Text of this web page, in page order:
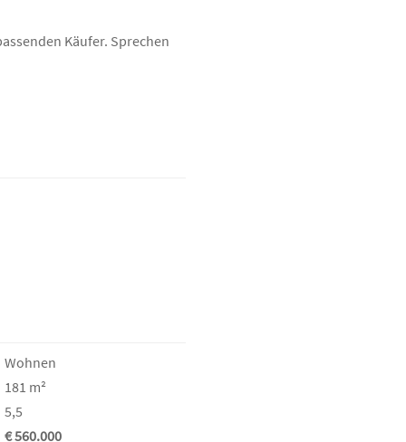
Käufer. Sprechen
Wohnen
181 m²
5,5
€ 560.000